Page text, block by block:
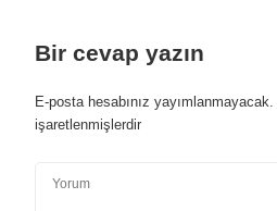
Bir cevap yazın
E-posta hesabınız yayımlanmayacak.
işaretlenmişlerdir